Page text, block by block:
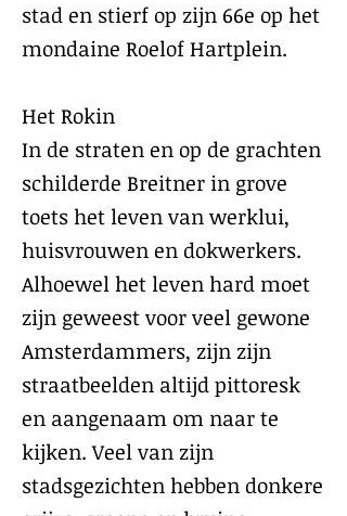
stad en stierf op zijn 66e op het
mondaine Roelof Hartplein.
Het Rokin
In de straten en op de grachten
schilderde Breitner in grove
toets het leven van werklui,
huisvrouwen en dokwerkers.
Alhoewel het leven hard moet
zijn geweest voor veel gewone
Amsterdammers, zijn zijn
straatbeelden altijd pittoresk
en aangenaam om naar te
kijken. Veel van zijn
stadsgezichten hebben donkere